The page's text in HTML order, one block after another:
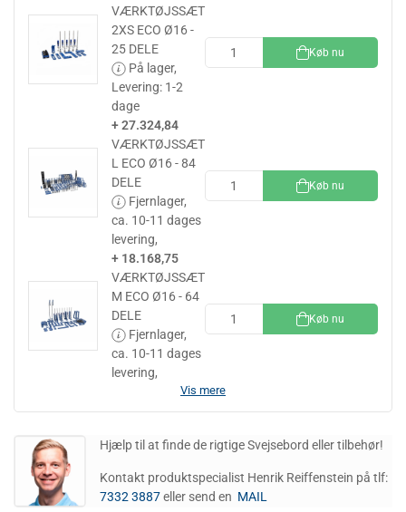
VÆRKTØJSSÆT
2XS ECO Ø16 -
25 DELE
På lager,
Levering: 1-2
dage
Køb nu
+ 27.324,84
VÆRKTØJSSÆT
L ECO Ø16 - 84
DELE
Fjernlager,
ca. 10-11 dages
levering,
Køb nu
+ 18.168,75
VÆRKTØJSSÆT
M ECO Ø16 - 64
DELE
Fjernlager,
ca. 10-11 dages
levering,
Køb nu
Vis mere
Hjælp til at finde de rigtige Svejsebord eller tilbehør!
Kontakt produktspecialist Henrik Reiffenstein på tlf:
7332 3887eller send en MAIL